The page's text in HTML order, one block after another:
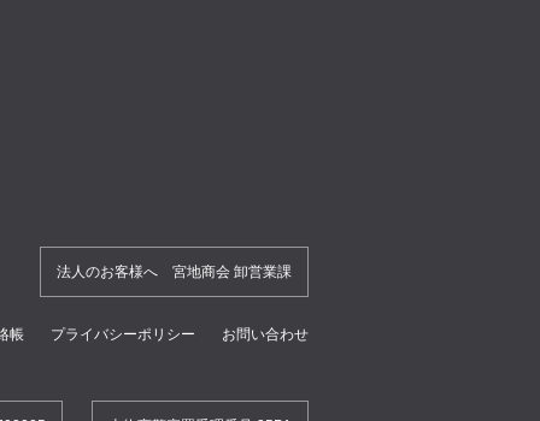
法人のお客様へ 宮地商会 卸営業課
帳 プライバシーポリシー お問い合わせ